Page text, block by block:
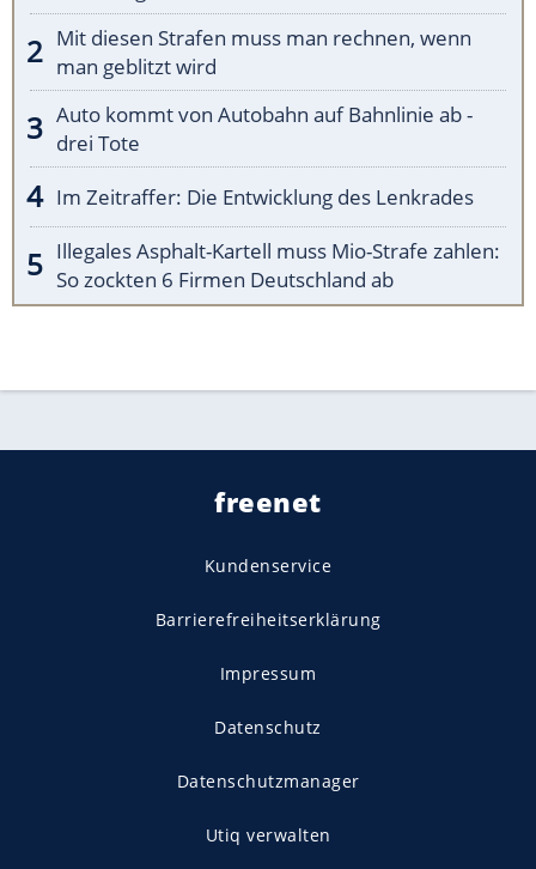
Mit diesen Strafen muss man rechnen, wenn
man geblitzt wird
Auto kommt von Autobahn auf Bahnlinie ab -
drei Tote
Im Zeitraffer: Die Entwicklung des Lenkrades
Illegales Asphalt-Kartell muss Mio-Strafe zahlen:
So zockten 6 Firmen Deutschland ab
freenet
Kundenservice
Barrierefreiheitserklärung
Impressum
Datenschutz
Datenschutzmanager
Utiq verwalten